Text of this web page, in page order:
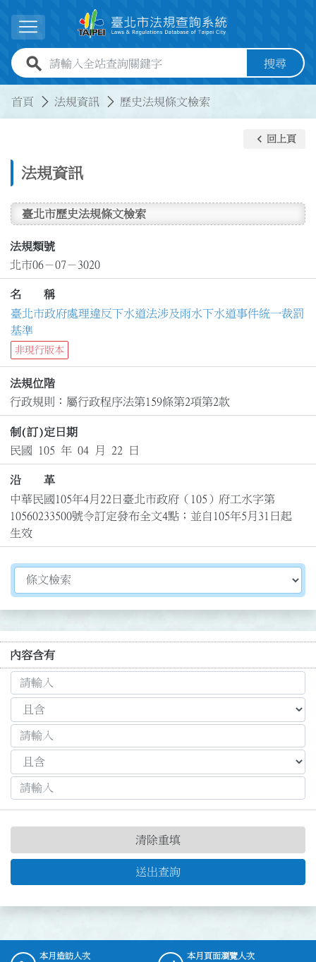
展開選單
全站查詢關鍵字欄位 搜尋
首頁 法規資訊 歷史法規條文檢索
法規資訊
keyboard_arrow_left 回上頁
臺北市歷史法規條文檢索
法規類號
北市06－07－3020
名 稱
臺北市政府處理違反下水道法涉及雨水下水道事件統一裁罰
基準
非現行版本
法規位階
行政規則：屬行政程序法第159條第2項第2款
制(訂)定日期
民國 105 年 04 月 22 日
沿 革
中華民國105年4月22日臺北市政府（105）府工水字第
10560233500號令訂定發布全文4點；並自105年5月31日起
生效
切換選擇法規資訊內容
內容含有
送出查詢
清除重填
::: 本月造訪人次 本月頁面瀏覽人次